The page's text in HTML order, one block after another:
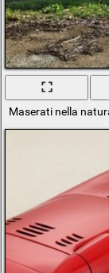
Maserati nella